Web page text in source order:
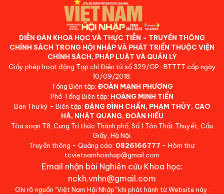
DIỄN ĐÀN KHOA HỌC VÀ THỰC TIỄN - TRUYỀN THÔNG
CHÍNH SÁCH TRONG HỘI NHẬP VÀ PHÁT TRIỂN THUỘC VIỆN
CHÍNH SÁCH, PHÁP LUẬT VÀ QUẢN LÝ
Giấy phép hoạt động Tạp chí Điện tử số 329/GP-BTTTT cấp ngày
10/09/2018.
Tổng Biên tập: ĐOÀN MẠNH PHƯƠNG
Phó Tổng Biên tập: HOÀNG MINH TIẾN
Ban Thư ký - Biên tập: ĐẶNG ĐÌNH CHẤN, PHẠM THỦY, CAO
HÀ, NHẬT QUANG, ĐOÀN HIẾU
Tòa soạn:T8, Cung Trí thức Thành phố, Số 1 Tôn Thất Thuyết, Cầu
Giấy, Hà Nội.
Truyền thông - Quảng cáo: 0826166777 - Hòm thư:
tcvietnamhoinhap@gmail.com
Email nhận bài Nghiên cứu Khoa học:
nckh.vnhn@gmail.com
Ghi rõ nguồn "Việt Nam Hội Nhập" khi phát hành từ Website này.